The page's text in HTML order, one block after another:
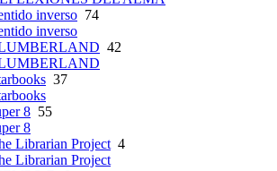
inverso 74
inverso
42
37
8 55
8
Librarian Project 4
Librarian Project